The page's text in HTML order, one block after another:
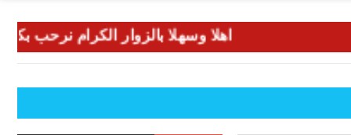
اهلا وسهلا بالزوار الكرام نرحب بكم في